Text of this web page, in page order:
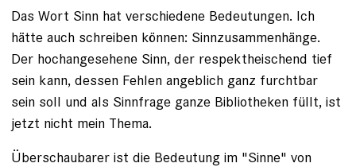
Das Wort Sinn hat verschiedene Bedeutungen. Ich
hätte auch schreiben können: Sinnzusammenhänge.
Der hochangesehene Sinn, der respektheischend tief
sein kann, dessen Fehlen angeblich ganz furchtbar
sein soll und als Sinnfrage ganze Bibliotheken füllt, ist
jetzt nicht mein Thema.
Überschaubarer ist die Bedeutung im "Sinne" von